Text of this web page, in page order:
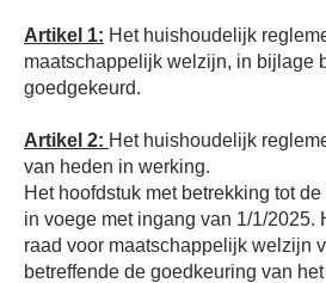
Artikel 1: Het huishoudelijk
maatschappelijk welzijn, in bijlage
goedgekeurd.
Artikel 2: Het huishoudelijk
van heden in werking.
Het hoofdstuk met betrekking tot
in voege met ingang van 1/1/2025.
raad voor maatschappelijk welzijn
betreffende de goedkeuring van